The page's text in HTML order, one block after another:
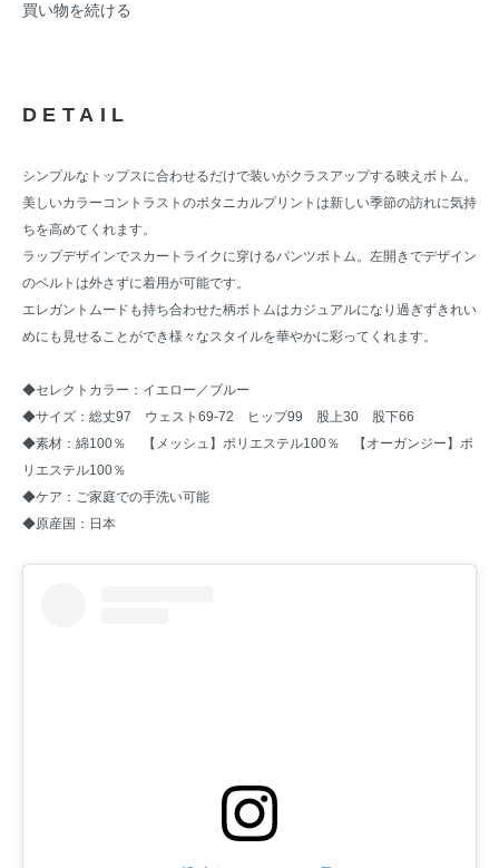
買い物を続ける
DETAIL
シンプルなトップスに合わせるだけで装いがクラスアップする映えボトム。
美しいカラーコントラストのボタニカルプリントは新しい季節の訪れに気持
ちを高めてくれます。
ラップデザインでスカートライクに穿けるパンツボトム。左開きでデザイン
のベルトは外さずに着用が可能です。
エレガントムードも持ち合わせた柄ボトムはカジュアルになり過ぎずきれい
めにも見せることができ様々なスタイルを華やかに彩ってくれます。
◆セレクトカラー：イエロー／ブルー
◆サイズ：総丈97 ウェスト69-72 ヒップ99 股上30 股下66
◆素材：綿100％ 【メッシュ】ポリエステル100％ 【オーガンジー】ポ
リエステル100％
◆ケア：ご家庭での手洗い可能
◆原産国：日本